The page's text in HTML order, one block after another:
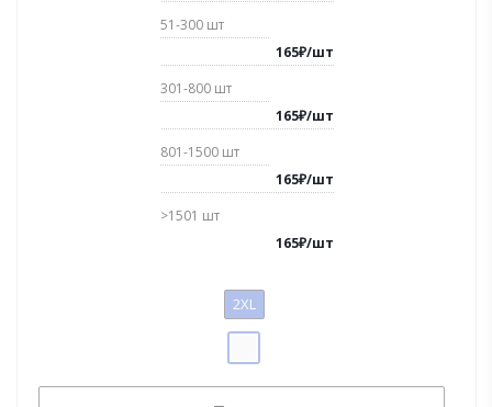
51-300 шт
165₽/шт
301-800 шт
165₽/шт
801-1500 шт
165₽/шт
>1501 шт
165₽/шт
2XL